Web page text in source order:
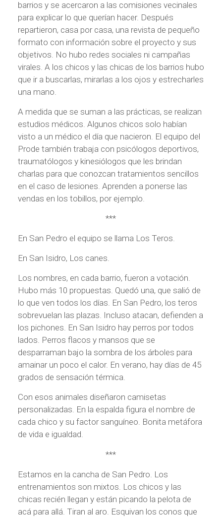
barrios y se acercaron a las comisiones vecinales
para explicar lo que querían hacer. Después
repartieron, casa por casa, una revista de pequeño
formato con información sobre el proyecto y sus
objetivos. No hubo redes sociales ni campañas
virales. A los chicos y las chicas de los barrios hubo
que ir a buscarlas, mirarlas a los ojos y estrecharles
una mano.
A medida que se suman a las prácticas, se realizan
estudios médicos. Algunos chicos solo habían
visto a un médico el día que nacieron. El equipo del
Prode también trabaja con psicólogos deportivos,
traumatólogos y kinesiólogos que les brindan
charlas para que conozcan tratamientos sencillos
en el caso de lesiones. Aprenden a ponerse las
vendas en los tobillos, por ejemplo.
***
En San Pedro el equipo se llama Los Teros.
En San Isidro, Los canes.
Los nombres, en cada barrio, fueron a votación.
Hubo más 10 propuestas. Quedó una, que salió de
lo que ven todos los días. En San Pedro, los teros
sobrevuelan las plazas. Incluso atacan, defienden a
los pichones. En San Isidro hay perros por todos
lados. Perros flacos y mansos que se
desparraman bajo la sombra de los árboles para
amainar un poco el calor. En verano, hay días de 45
grados de sensación térmica.
Con esos animales diseñaron camisetas
personalizadas. En la espalda figura el nombre de
cada chico y su factor sanguíneo. Bonita metáfora
de vida e igualdad.
***
Estamos en la cancha de San Pedro. Los
entrenamientos son mixtos. Los chicos y las
chicas recién llegan y están picando la pelota de
acá para allá. Tiran al aro. Esquivan los conos que